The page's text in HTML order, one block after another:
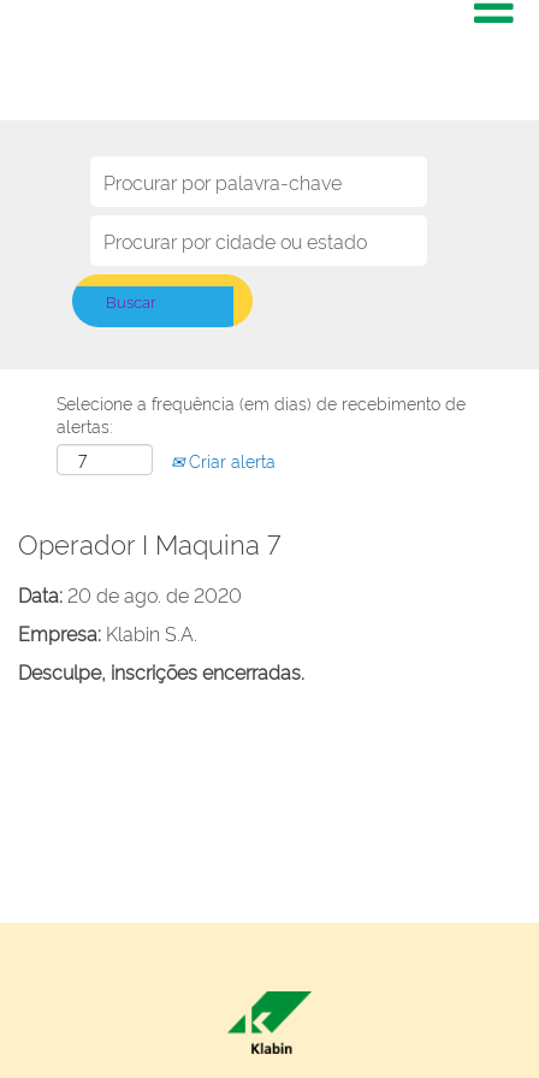
Selecione a frequência (em dias) de recebimento de
alertas:
Criar alerta
Operador I Maquina 7
Data: 20 de ago. de 2020
Empresa: Klabin S.A.
Desculpe, inscrições encerradas.